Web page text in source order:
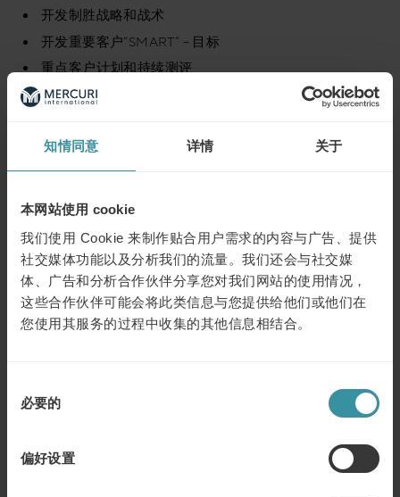
知情同意 详情 关于
本网站使用 cookie
我们使用 Cookie 来制作贴合用户需求的内容与广告、提供
社交媒体功能以及分析我们的流量。我们还会与社交媒
体、广告和分析合作伙伴分享您对我们网站的使用情况，
这些合作伙伴可能会将此类信息与您提供给他们或他们在
您使用其服务的过程中收集的其他信息相结合。
必要的
偏好设置
开发制胜战略和战术
开发重要客户“SMART” – 目标
重点客户计划和持续测评
了解重要客户的“决策团队”
重要客户解决方案
高效的重要客户团队
大型企业解决了B2B的重要客户管理。